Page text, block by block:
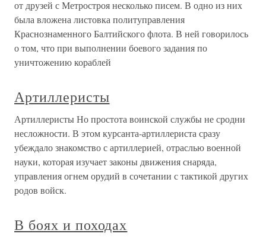
от друзей с Метростроя несколько писем. В одно из них
была вложена листовка политуправления
Краснознаменного Балтийского флота. В ней говорилось
о том, что при выполнении боевого задания по
уничтожению кораблей
Артиллеристы
Артиллеристы Но простота воинской службы не сродни
несложности. В этом курсанта-артиллериста сразу
убеждало знакомство с артиллерией, отраслью военной
науки, которая изучает законы движения снаряда,
управления огнем орудий в сочетании с тактикой других
родов войск.
В боях и походах